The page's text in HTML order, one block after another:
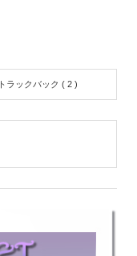
トラックバック ( 2 )